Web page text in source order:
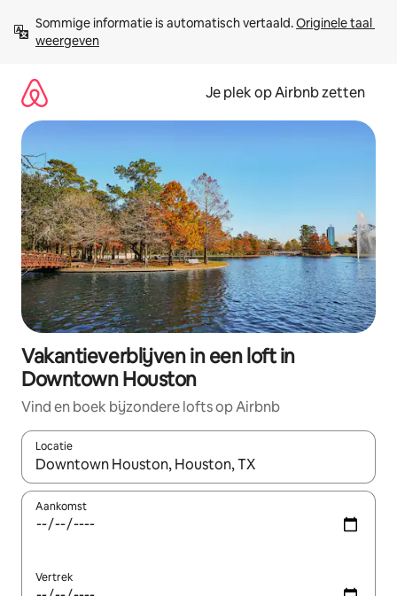
direct
naar
Sommige informatie is automatisch vertaald. Originele taal
weergeven
Je plek op Airbnb zetten
Vakantieverblijven in een loft in
Downtown Houston
Vind en boek bijzondere lofts op Airbnb
Locatie
Wanneer er resultaten beschikbaar zijn, maak je een keuze
Aankomst
Vertrek